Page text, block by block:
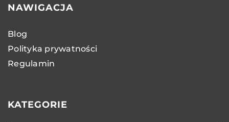
NAWIGACJA
Blog
Polityka prywatności
Regulamin
KATEGORIE